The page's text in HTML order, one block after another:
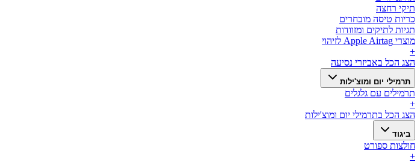
תיקי רחצה
כריות טיסה מובחרים
תגיות לתיקים ומזוודות
מוצרי Apple Airtag לזיהוי
+
הצג הכל באביזרי נסיעה
תרמילי יום ומוצ'ילות
תרמילים עם גלגלים
+
הצג הכל בתרמילי יום ומוצ'ילות
ביגוד
חולצות ספורט
+